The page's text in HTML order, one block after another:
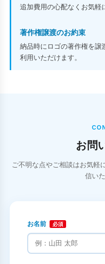
追加費用の心配なくお気軽
著作権譲渡のお約束
納品時にロゴの著作権を譲
利用いただけます。
お問
ご不明な点やご相談はお気軽
信い
お名前 必須